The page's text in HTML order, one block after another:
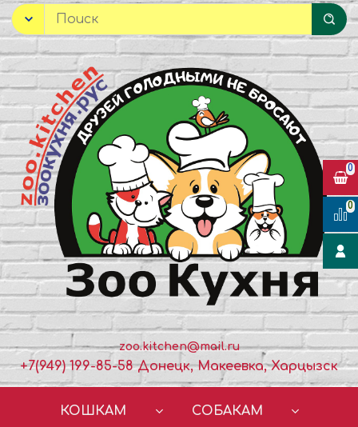
zoo.kitchen@mail.ru
+7(949) 199-85-58 Донецк, Макеевка, Харцызск
КОШКАМ СОБАКАМ
0
0